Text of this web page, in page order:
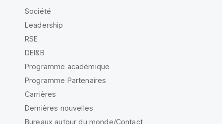
Société
Leadership
RSE
DEI&B
Programme académique
Programme Partenaires
Carrières
Dernières nouvelles
Bureaux autour du monde/Contact